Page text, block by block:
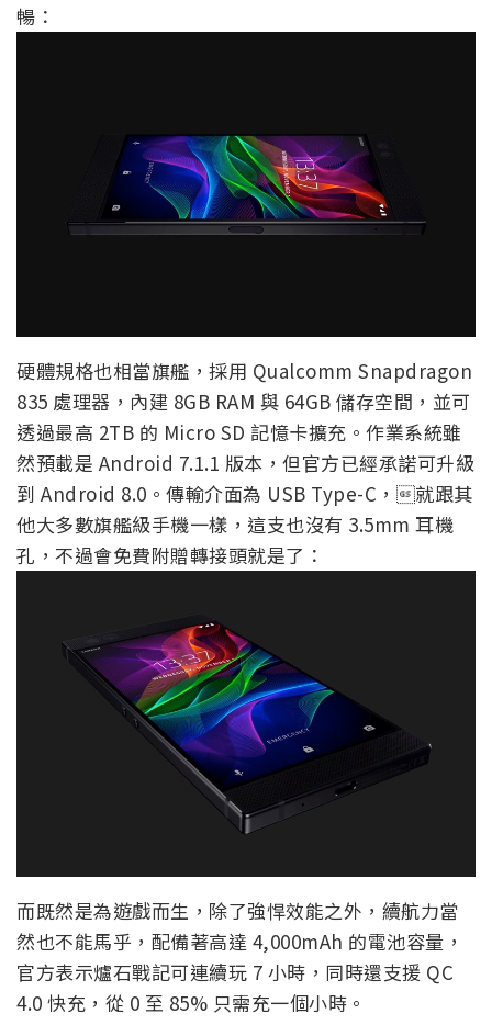
暢：
硬體規格也相當旗艦，採用 Qualcomm Snapdragon
835 處理器，內建 8GB RAM 與 64GB 儲存空間，並可
透過最高 2TB 的 Micro SD 記憶卡擴充。作業系統雖
然預載是 Android 7.1.1 版本，但官方已經承諾可升級
到 Android 8.0。傳輸介面為 USB Type-C，就跟其
他大多數旗艦級手機一樣，這支也沒有 3.5mm 耳機
孔，不過會免費附贈轉接頭就是了：
而既然是為遊戲而生，除了強悍效能之外，續航力當
然也不能馬乎，配備著高達 4,000mAh 的電池容量，
官方表示爐石戰記可連續玩 7 小時，同時還支援 QC
4.0 快充，從 0 至 85% 只需充一個小時。